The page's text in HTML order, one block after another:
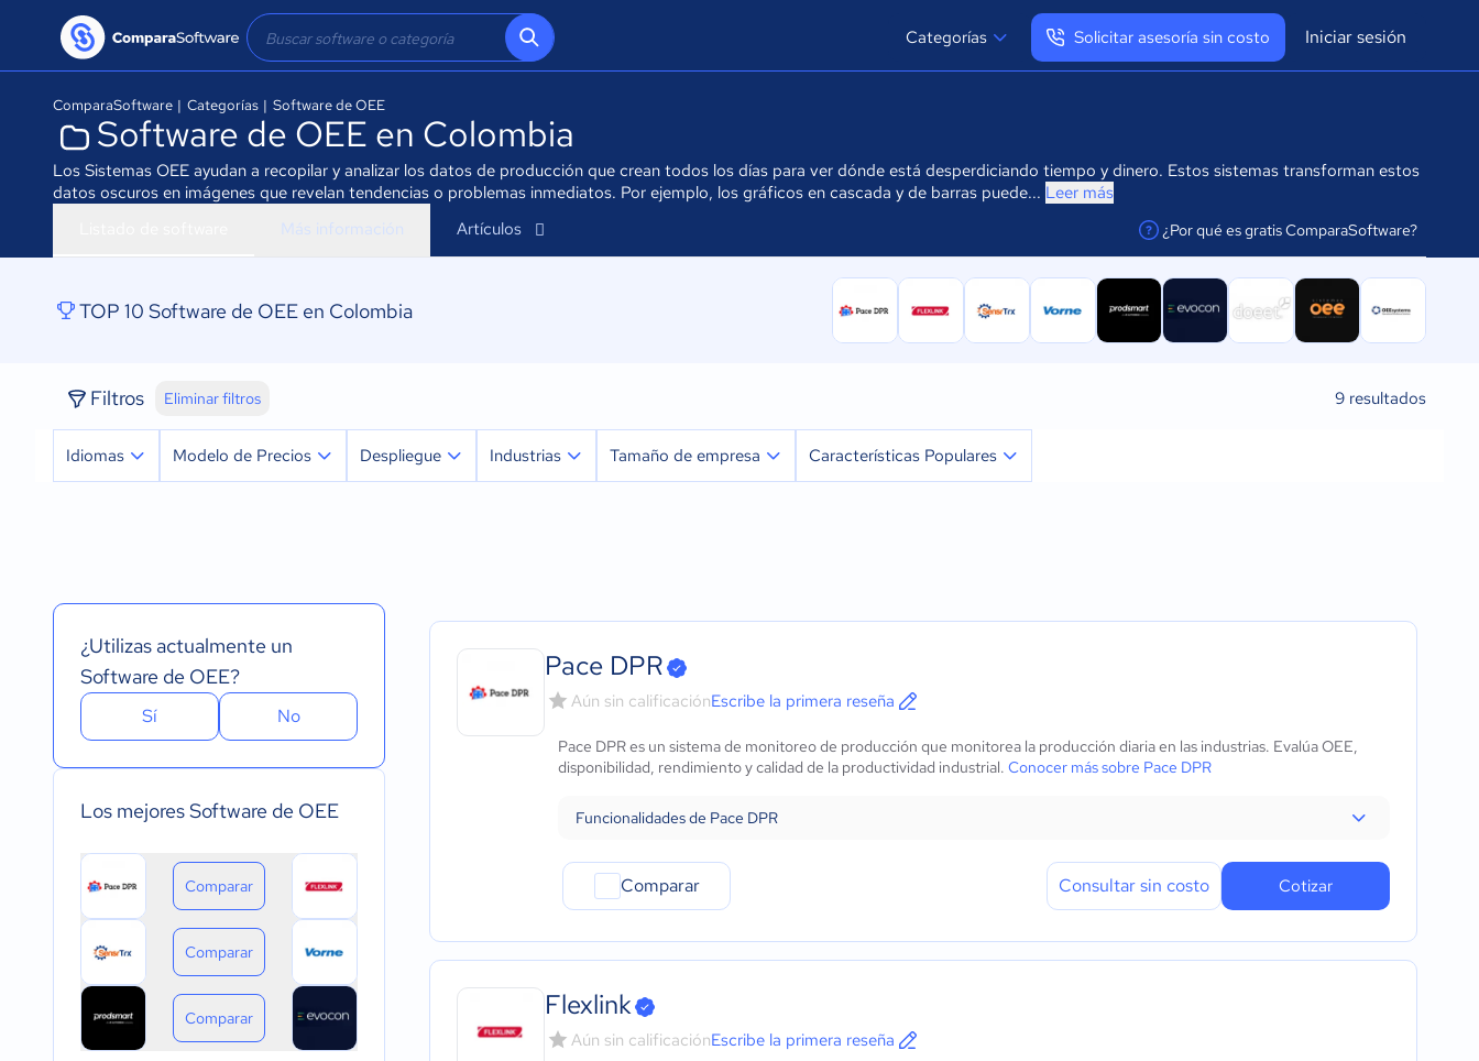
Categorías Solicitar asesoría sin costo Iniciar sesión
Cerrar sesión
ComparaSoftware | Categorías | Software de OEE
Software de OEE en Colombia
Los Sistemas OEE ayudan a recopilar y analizar los datos de producción que crean todos los días para ver dónde está desperdiciando tiempo y dinero. Estos sistemas transforman estos
datos oscuros en imágenes que revelan tendencias o problemas inmediatos. Por ejemplo, los gráficos en cascada y de barras puede... Leer más
Más información Artículos ¿Por qué es gratis ComparaSoftware?
facilitar la conexión
TOP 10 Software de OEE en Colombia
Filtros Eliminar filtros 9 resultados
Idiomas Modelo de Precios
Pago de única vez
Despliegue
Dispositivo móvil - iOS Nativo
Dispositivo móvil - Android Nativo
Industrias
Seguros
Legales
Farmacéutica
Bienes raíces
Minorista
Software / TI
Gobierno
Marketing y Comunicación
Automotriz
Comercio Electrónico
Tamaño de empresa Características Populares
Gestión de pedidos de trabajo
Seguimiento de tiempo de inactividad
¿Utilizas actualmente un
Software de OEE?
Sí No
Los mejores Software de OEE
Comparar
Comparar
Comparar
Pace DPR
Aún sin calificaciónEscribe la primera reseña
Pace DPR es un sistema de monitoreo de producción que monitorea la producción diaria en las industrias. Evalúa OEE,
disponibilidad, rendimiento y calidad de la productividad industrial. Conocer más sobre Pace DPR
Funcionalidades de Pace DPR
Comparar Consultar sin costo Cotizar
Flexlink
Aún sin calificaciónEscribe la primera reseña